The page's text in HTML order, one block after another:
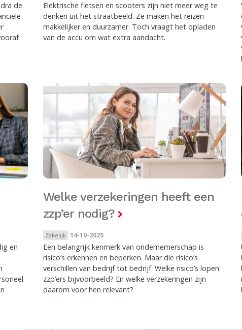
de
Elektrische fietsen en scooters zijn niet meer weg te
denken uit het straatbeeld. Ze maken het reizen
makkelijker en duurzamer. Toch vraagt het opladen
van de accu om wat extra aandacht.
en
Welke verzekeringen heeft een
zzp’er nodig?
Zakelijk 14-10-2025
Een belangrijk kenmerk van ondernemerschap is
risico’s erkennen en beperken. Maar die risico’s
verschillen van bedrijf tot bedrijf. Welke risico’s lopen
zzp’ers bijvoorbeeld? En welke verzekeringen zijn
daarom voor hen relevant?